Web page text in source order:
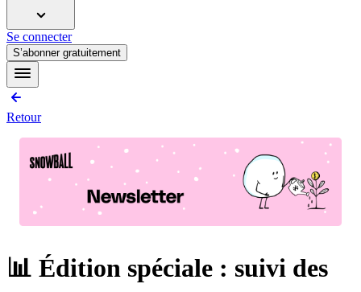
Se connecter
S’abonner gratuitement
Retour
📊 Édition spéciale : suivi des